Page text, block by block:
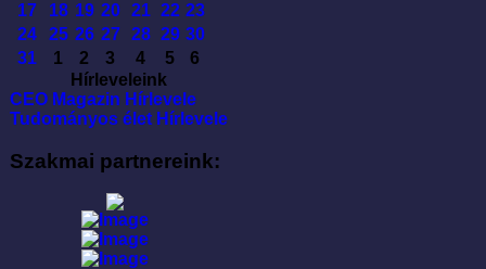
17
18 19 20 21 22 23
24
25 26 27 28 29 30
31
1 2 3 4 5
6
Hírleveleink
CEO Magazin Hírlevele
Tudományos élet Hírlevele
Szakmai partnereink: